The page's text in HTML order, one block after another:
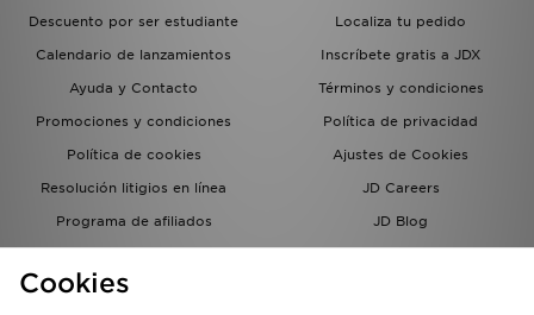
Descuento por ser estudiante
Localiza tu pedido
Calendario de lanzamientos
Inscríbete gratis a JDX
Ayuda y Contacto
Términos y condiciones
Promociones y condiciones
Política de privacidad
Política de cookies
Ajustes de Cookies
Resolución litigios en línea
JD Careers
Programa de afiliados
JD Blog
del grupo JD - Whistleblowing
Cookies